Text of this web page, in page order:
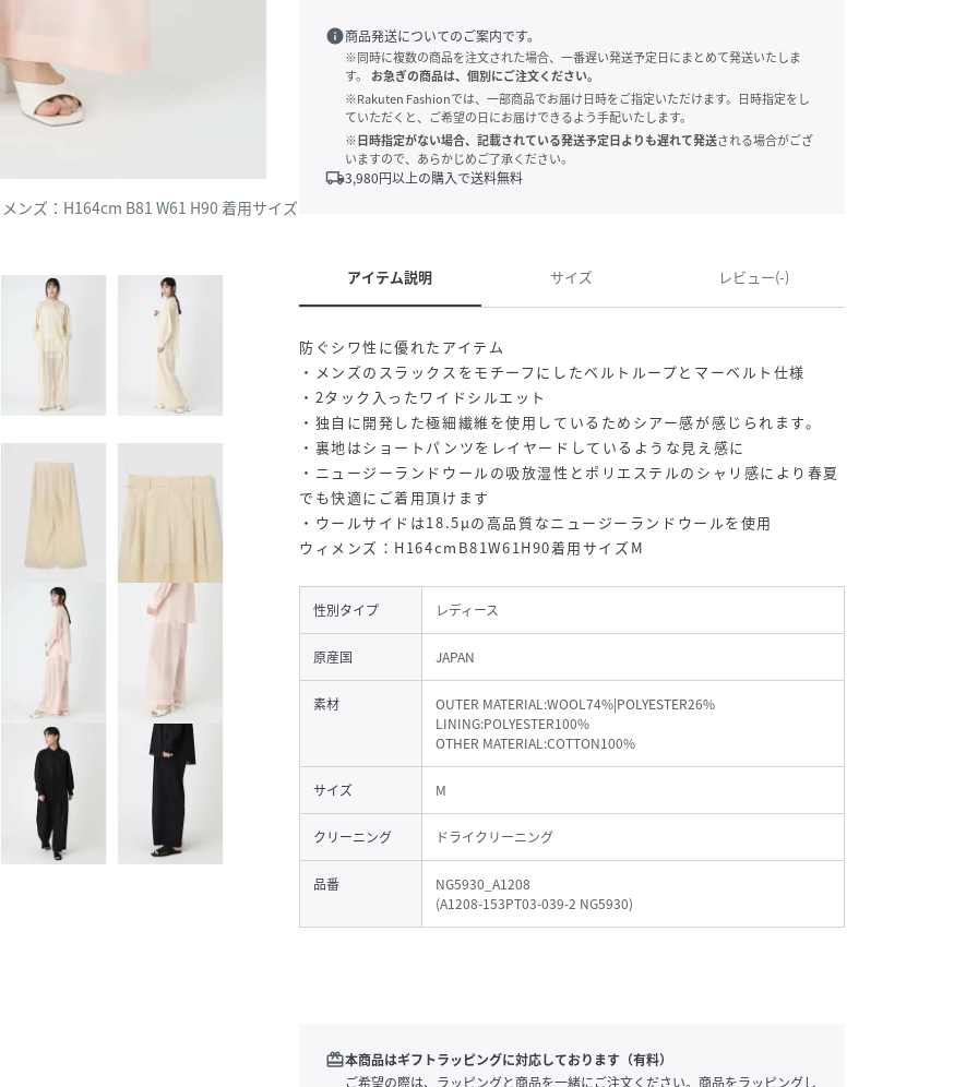
ンズ：H164cm B81 W61 H90 着用サイズ
info商品発送についてのご案内です。
※同時に複数の商品を注文された場合、一番遅い発送予定日にまとめて発送いたしま
す。
お急ぎの商品は、個別にご注文ください。
※Rakuten Fashionでは、一部商品でお届け日時をご指定いただけます。日時指定をし
ていただくと、ご希望の日にお届けできるよう手配いたします。
※日時指定がない場合、記載されている発送予定日よりも遅れて発送される場合がござ
いますので、あらかじめご了承ください。
local_shipping3,980円以上の購入で送料無料
アイテム説明 サイズ レビュー(-)
防ぐシワ性に優れたアイテム
・メンズのスラックスをモチーフにしたベルトループとマーベルト仕様
・2タック入ったワイドシルエット
・独自に開発した極細繊維を使用しているためシアー感が感じられます。
・裏地はショートパンツをレイヤードしているような見え感に
・ニュージーランドウールの吸放湿性とポリエステルのシャリ感により春夏
でも快適にご着用頂けます
・ウールサイドは18.5μの高品質なニュージーランドウールを使用
ウィメンズ：H164cmB81W61H90着用サイズM
性別タイプ レディース
原産国 JAPAN
素材
OUTER MATERIAL:WOOL74%|POLYESTER26%
LINING:POLYESTER100%
OTHER MATERIAL:COTTON100%
サイズ M
クリーニング ドライクリーニング
品番
NG5930_A1208
(A1208-153PT03-039-2 NG5930)
redeem本商品はギフトラッピングに対応しております（有料）
ご希望の際は、ラッピングと商品を一緒にご注文ください。商品をラッピングし